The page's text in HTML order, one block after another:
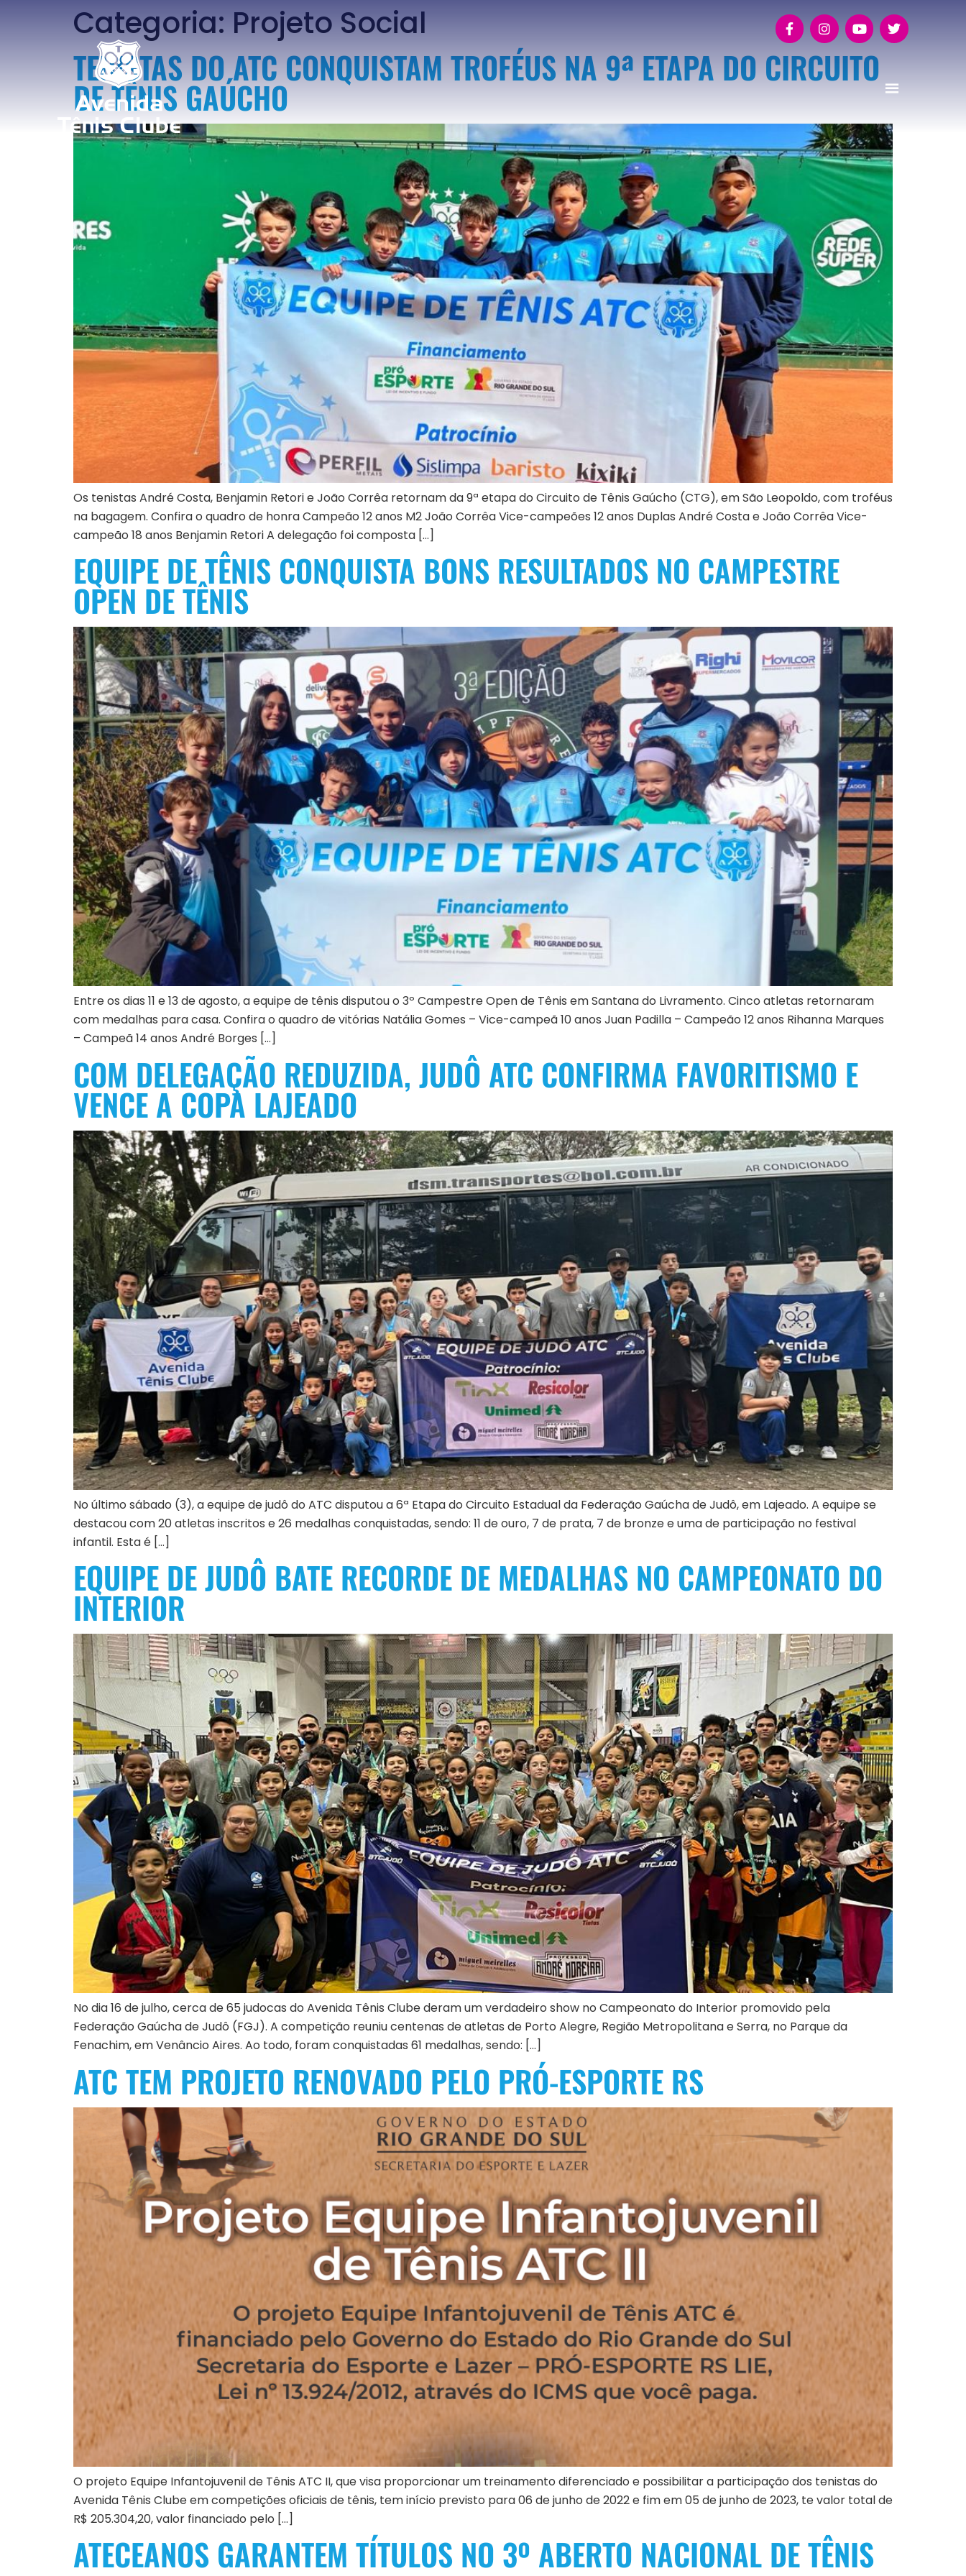
Categoria:Projeto Social
TENISTAS DO ATC CONQUISTAM TROFÉUS NA 9ª ETAPA DO CIRCUITO
DE TÊNIS GAÚCHO
Os tenistas André Costa, Benjamin Retori e João Corrêa retornam da 9ª etapa do Circuito de Tênis Gaúcho (CTG), em São Leopoldo, com troféus
na bagagem. Confira o quadro de honra Campeão 12 anos M2 João Corrêa Vice-campeões 12 anos Duplas André Costa e João Corrêa Vice-
campeão 18 anos Benjamin Retori A delegação foi composta […]
EQUIPE DE TÊNIS CONQUISTA BONS RESULTADOS NO CAMPESTRE
OPEN DE TÊNIS
Entre os dias 11 e 13 de agosto, a equipe de tênis disputou o 3º Campestre Open de Tênis em Santana do Livramento. Cinco atletas retornaram
com medalhas para casa. Confira o quadro de vitórias Natália Gomes – Vice-campeã 10 anos Juan Padilla – Campeão 12 anos Rihanna Marques
– Campeã 14 anos André Borges […]
COM DELEGAÇÃO REDUZIDA, JUDÔ ATC CONFIRMA FAVORITISMO E
VENCE A COPA LAJEADO
No último sábado (3), a equipe de judô do ATC disputou a 6ª Etapa do Circuito Estadual da Federação Gaúcha de Judô, em Lajeado. A equipe se
destacou com 20 atletas inscritos e 26 medalhas conquistadas, sendo: 11 de ouro, 7 de prata, 7 de bronze e uma de participação no festival
infantil. Esta é […]
EQUIPE DE JUDÔ BATE RECORDE DE MEDALHAS NO CAMPEONATO DO
INTERIOR
No dia 16 de julho, cerca de 65 judocas do Avenida Tênis Clube deram um verdadeiro show no Campeonato do Interior promovido pela
Federação Gaúcha de Judô (FGJ). A competição reuniu centenas de atletas de Porto Alegre, Região Metropolitana e Serra, no Parque da
Fenachim, em Venâncio Aires. Ao todo, foram conquistadas 61 medalhas, sendo: […]
ATC TEM PROJETO RENOVADO PELO PRÓ-ESPORTE RS
O projeto Equipe Infantojuvenil de Tênis ATC II, que visa proporcionar um treinamento diferenciado e possibilitar a participação dos tenistas do
Avenida Tênis Clube em competições oficiais de tênis, tem início previsto para 06 de junho de 2022 e fim em 05 de junho de 2023, te valor total de
R$ 205.304,20, valor financiado pelo […]
ATECEANOS GARANTEM TÍTULOS NO 3º ABERTO NACIONAL DE TÊNIS